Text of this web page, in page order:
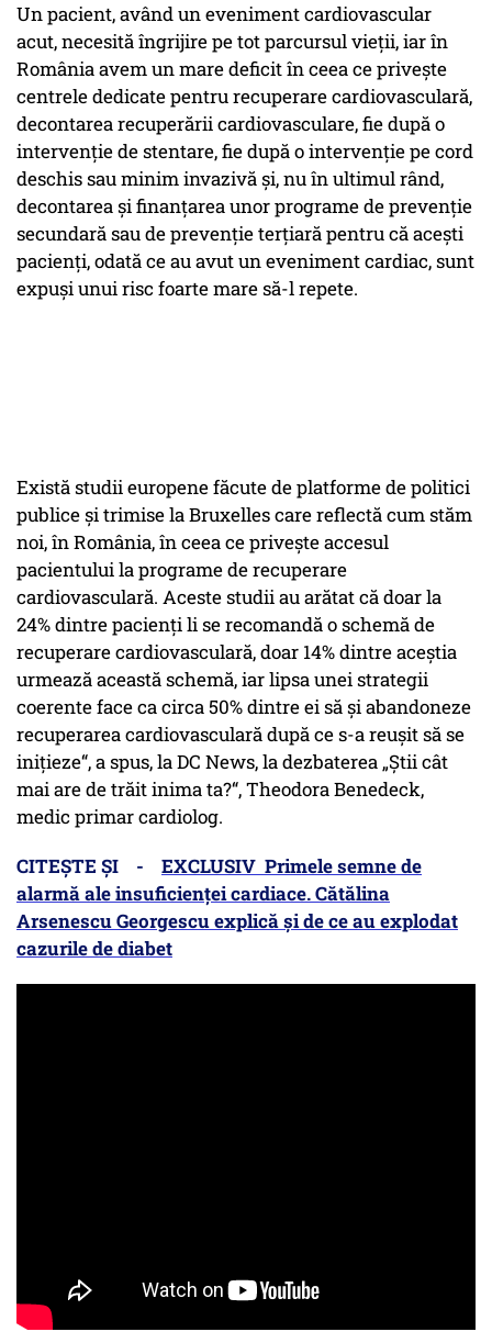
Un pacient, având un eveniment cardiovascular
acut, necesită îngrijire pe tot parcursul vieții, iar în
România avem un mare deficit în ceea ce privește
centrele dedicate pentru recuperare cardiovasculară,
decontarea recuperării cardiovasculare, fie după o
intervenție de stentare, fie după o intervenție pe cord
deschis sau minim invazivă și, nu în ultimul rând,
decontarea și finanțarea unor programe de prevenție
secundară sau de prevenție terțiară pentru că acești
pacienți, odată ce au avut un eveniment cardiac, sunt
expuși unui risc foarte mare să-l repete.
Există studii europene făcute de platforme de politici
publice și trimise la Bruxelles care reflectă cum stăm
noi, în România, în ceea ce privește accesul
pacientului la programe de recuperare
cardiovasculară. Aceste studii au arătat că doar la
24% dintre pacienți li se recomandă o schemă de
recuperare cardiovasculară, doar 14% dintre aceștia
urmează această schemă, iar lipsa unei strategii
coerente face ca circa 50% dintre ei să și abandoneze
recuperarea cardiovasculară după ce s-a reușit să se
inițieze“, a spus, la DC News, la dezbaterea „Știi cât
mai are de trăit inima ta?“, Theodora Benedeck,
medic primar cardiolog.
CITEȘTE ȘI - EXCLUSIV Primele semne de
alarmă ale insuficienței cardiace. Cătălina
Arsenescu Georgescu explică și de ce au explodat
cazurile de diabet